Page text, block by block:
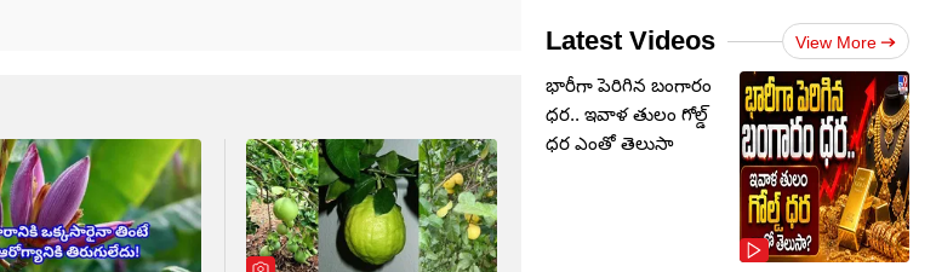
Latest Videos View More
భారీగా పెరిగిన బంగారం
ధర.. ఇవాళ తులం గోల్డ్‌
ధర ఎంతో తెలుసా